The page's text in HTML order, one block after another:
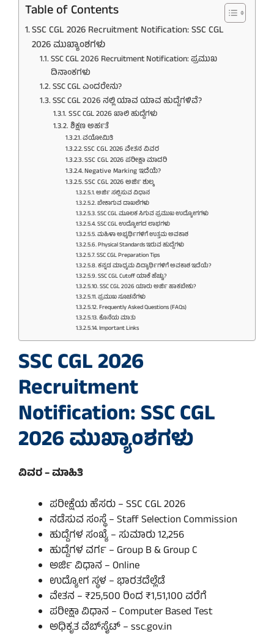
Table of Contents
SSC CGL 2026 Recruitment Notification: SSC CGL
2026 ಮುಖ್ಯಾಂಶಗಳು
SSC CGL 2026 Recruitment Notification: ಪ್ರಮುಖ
ದಿನಾಂಕಗಳು
SSC CGL ಎಂದರೇನು?
SSC CGL 2026 ನಲ್ಲಿ ಯಾವ ಯಾವ ಹುದ್ದೆಗಳಿವೆ?
SSC CGL 2026 ಖಾಲಿ ಹುದ್ದೆಗಳು
ಶಿಕ್ಷಣ ಅರ್ಹತೆ
ವಯೋಮಿತಿ
SSC CGL 2026 ವೇತನ ವಿವರ
SSC CGL 2026 ಪರೀಕ್ಷಾ ಮಾದರಿ
Negative Marking ಇದೆಯೆ?
SSC CGL 2026 ಅರ್ಜಿ ಶುಲ್ಕ
ಅರ್ಜಿ ಸಲ್ಲಿಸುವ ವಿಧಾನ
ಬೇಕಾಗುವ ದಾಖಲೆಗಳು
SSC CGL ಮೂಲಕ ಸಿಗುವ ಪ್ರಮುಖ ಉದ್ಯೋಗಗಳು
SSC CGL ಉದ್ಯೋಗದ ಲಾಭಗಳು
ಮಹಿಳಾ ಅಭ್ಯರ್ಥಿಗಳಿಗೆ ಉತ್ತಮ ಅವಕಾಶ
Physical Standards ಇರುವ ಹುದ್ದೆಗಳು
SSC CGL Preparation Tips
ಕನ್ನಡ ಮಾಧ್ಯಮ ವಿದ್ಯಾರ್ಥಿಗಳಿಗೆ ಅವಕಾಶ ಇದೆಯೆ?
SSC CGL Cutoff ಯಾಕೆ ಹೆಚ್ಚು?
SSC CGL 2026 ಯಾರು ಅರ್ಜಿ ಹಾಕಬೇಕು?
ಪ್ರಮುಖ ಸೂಚನೆಗಳು
Frequently Asked Questions (FAQs)
ಕೊನೆಯ ಮಾತು
Important Links
SSC CGL 2026
Recruitment
Notification: SSC CGL
2026 ಮುಖ್ಯಾಂಶಗಳು
ವಿವರ – ಮಾಹಿತಿ
ಪರೀಕ್ಷೆಯ ಹೆಸರು – SSC CGL 2026
ನಡೆಸುವ ಸಂಸ್ಥೆ – Staff Selection Commission
ಹುದ್ದೆಗಳ ಸಂಖ್ಯೆ – ಸುಮಾರು 12,256
ಹುದ್ದೆಗಳ ವರ್ಗ – Group B & Group C
ಅರ್ಜಿ ವಿಧಾನ – Online
ಉದ್ಯೋಗ ಸ್ಥಳ – ಭಾರತದೆಲ್ಲೆಡೆ
ವೇತನ – ₹25,500 ರಿಂದ ₹1,51,100 ವರೆಗೆ
ಪರೀಕ್ಷಾ ವಿಧಾನ – Computer Based Test
ಅಧಿಕೃತ ವೆಬ್‌ಸೈಟ್ – ssc.gov.in